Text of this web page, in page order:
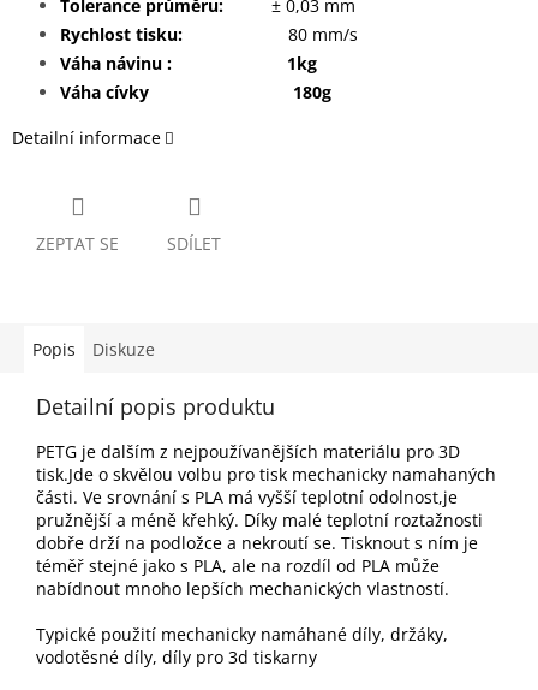
Tolerance průměru:
± 0,03 mm
Rychlost tisku:
80 mm/s
Váha návinu : 1kg
Váha cívky 180g
Detailní informace
ZEPTAT SE SDÍLET
Popis Diskuze
Detailní popis produktu
PETG je dalším z nejpoužívanějších materiálu pro 3D
tisk.Jde o skvělou volbu pro tisk mechanicky namahaných
části. Ve srovnání s PLA má vyšší teplotní odolnost,je
pružnější a méně křehký. Díky malé teplotní roztažnosti
dobře drží na podložce a nekroutí se. Tisknout s ním je
téměř stejné jako s PLA, ale na rozdíl od PLA může
nabídnout mnoho lepších mechanických vlastností.
Typické použití mechanicky namáhané díly, držáky,
vodotěsné díly, díly pro 3d tiskarny